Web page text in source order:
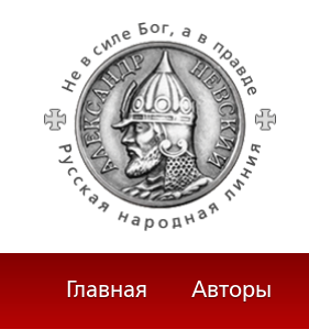
Главная Авторы